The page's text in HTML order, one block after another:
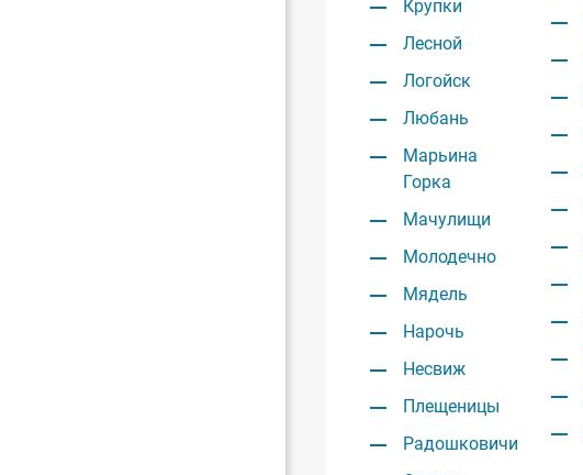
Крупки
Лесной
Логойск
Любань
Марьина
Горка
Мачулищи
Молодечно
Мядель
Нарочь
Несвиж
Плещеницы
Радошковичи